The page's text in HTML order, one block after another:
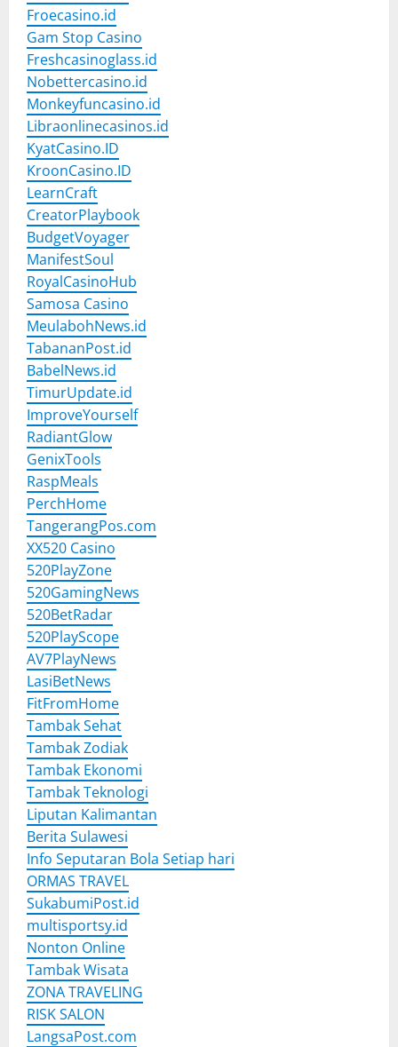
Froecasino.id
Gam Stop Casino
Freshcasinoglass.id
Nobettercasino.id
Monkeyfuncasino.id
Libraonlinecasinos.id
KyatCasino.ID
KroonCasino.ID
LearnCraft
CreatorPlaybook
BudgetVoyager
ManifestSoul
RoyalCasinoHub
Samosa Casino
MeulabohNews.id
TabananPost.id
BabelNews.id
TimurUpdate.id
ImproveYourself
RadiantGlow
GenixTools
RaspMeals
PerchHome
TangerangPos.com
XX520 Casino
520PlayZone
520GamingNews
520BetRadar
520PlayScope
AV7PlayNews
LasiBetNews
FitFromHome
Tambak Sehat
Tambak Zodiak
Tambak Ekonomi
Tambak Teknologi
Liputan Kalimantan
Berita Sulawesi
Info Seputaran Bola Setiap hari
ORMAS TRAVEL
SukabumiPost.id
multisportsy.id
Nonton Online
Tambak Wisata
ZONA TRAVELING
RISK SALON
LangsaPost.com